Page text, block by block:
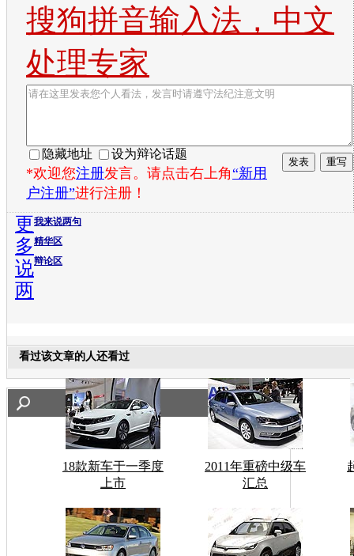
搜狗拼音输入法，中文
处理专家
隐藏地址 设为辩论话题
*欢迎您注册发言。请点击右上角“新用
户注册”进行注册！
我来说两句
精华区
辩论区
更
多
说
两
看过该文章的人还看过
18款新车于一季度
上市
2011年重磅中级车
汇总